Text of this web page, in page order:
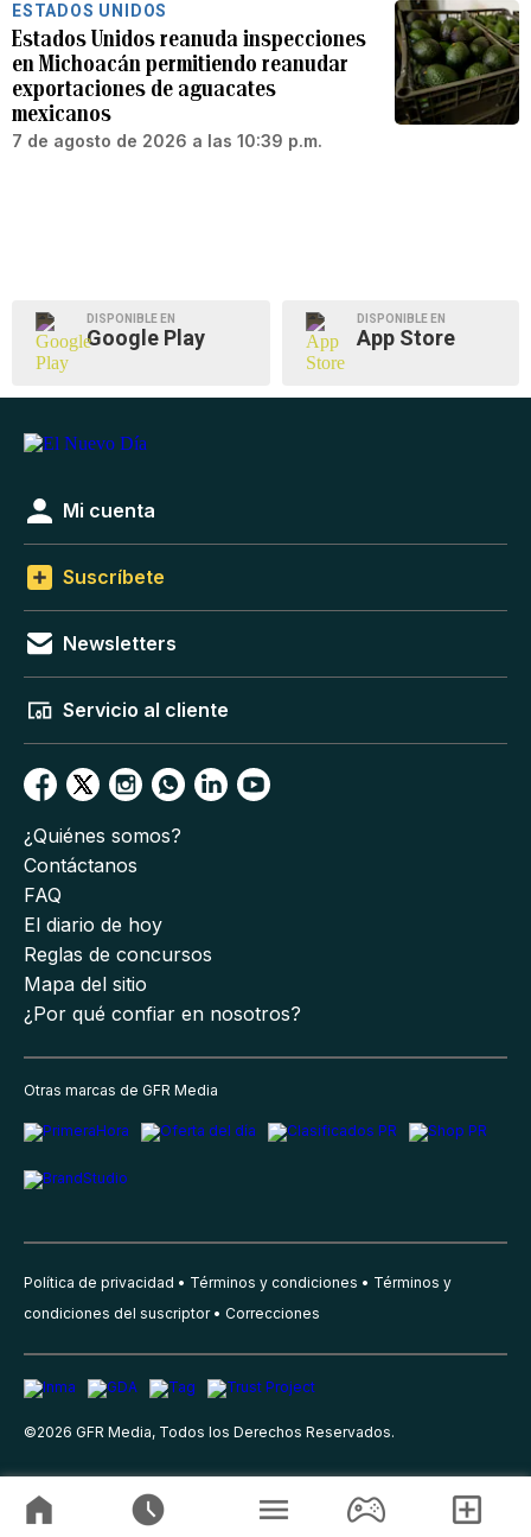
ESTADOS UNIDOS
Estados Unidos reanuda inspecciones
en Michoacán permitiendo reanudar
exportaciones de aguacates
mexicanos
7 de agosto de 2026 a las 10:39 p.m.
DISPONIBLE EN
Google Play
DISPONIBLE EN
App Store
Mi cuenta
Suscríbete
Newsletters
Servicio al cliente
¿Quiénes somos?
Contáctanos
FAQ
El diario de hoy
Reglas de concursos
Mapa del sitio
¿Por qué confiar en nosotros?
Otras marcas de GFR Media
Política de privacidad Términos y condiciones
Términos y
condiciones del suscriptor
Correcciones
©2026 GFR Media, Todos los Derechos Reservados.